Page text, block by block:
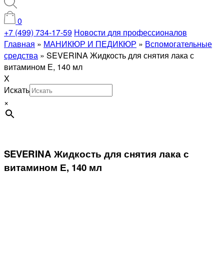
0
+7 (499) 734-17-59 Новости для профессионалов
Главная » МАНИКЮР И ПЕДИКЮР » Вспомогательные
средства » SEVERINA Жидкость для снятия лака с
витамином Е, 140 мл
X
Искать
×
SEVERINA Жидкость для снятия лака с
витамином Е, 140 мл